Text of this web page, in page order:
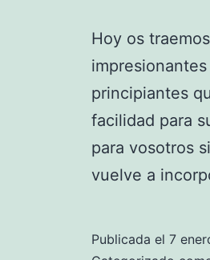
Hoy os
principiantes
facilidad para
para vosotros
vuelve a
Publicada el 7